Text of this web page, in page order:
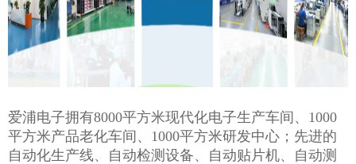
爱浦电子拥有8000平方米现代化电子生产车间、1000
平方米产品老化车间、1000平方米研发中心；先进的
自动化生产线、自动检测设备、自动贴片机、自动测